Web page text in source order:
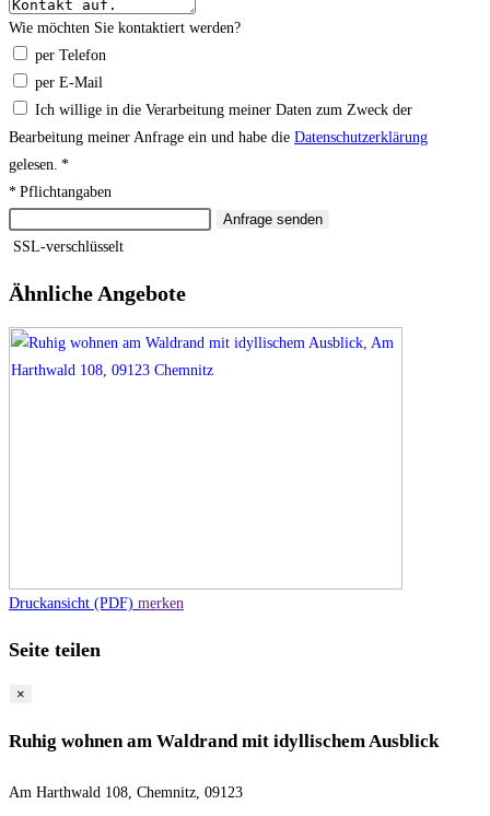
Wie möchten Sie kontaktiert werden?
per Telefon
per E-Mail
Ich willige in die Verarbeitung meiner Daten zum Zweck der
Bearbeitung meiner Anfrage ein und habe die Datenschutzerklärung
gelesen. *
* Pflichtangaben
Anfrage senden
SSL-verschlüsselt
Ähnliche Angebote
Druckansicht (PDF) merken
Seite teilen
×
Ruhig wohnen am Waldrand mit idyllischem Ausblick
Am Harthwald 108, Chemnitz, 09123